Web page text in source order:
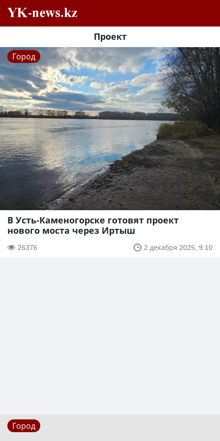
Проект
Город
В Усть-Каменогорске готовят проект
нового моста через Иртыш
26376 2 декабря 2025, 9:10
Город